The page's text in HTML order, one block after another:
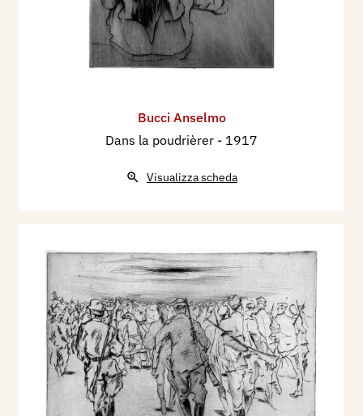
Bucci Anselmo
Dans la poudrièrer - 1917
Visualizza scheda